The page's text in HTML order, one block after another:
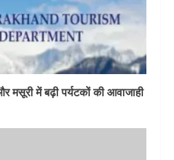
मसूरी में बढ़ी पर्यटकों की आवाजाही